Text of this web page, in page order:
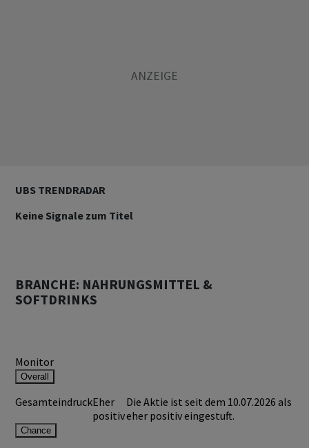
UBS TRENDRADAR
Keine Signale zum Titel
BRANCHE: NAHRUNGSMITTEL &
SOFTDRINKS
Monitor
Overall
GesamteindruckEher
positiv
Die Aktie ist seit dem 10.07.2026 als
eher positiv eingestuft.
Chance